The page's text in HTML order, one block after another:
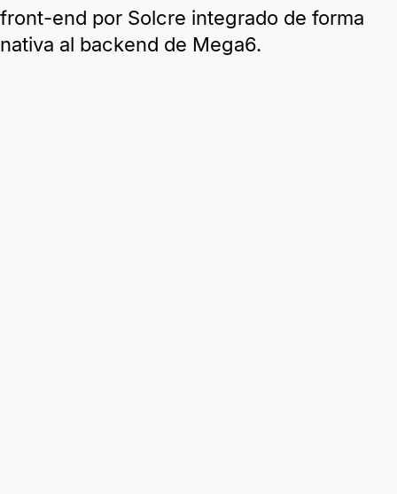
front-end por Solcre integrado de forma
nativa al backend de Mega6.